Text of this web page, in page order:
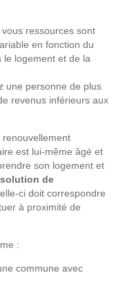
ressources sont
en fonction du
le logement et de la
une personne de plus
revenus inférieurs aux
renouvellement
est lui-même âgé et
son logement et
de
ci doit correspondre
à proximité de
:
commune avec